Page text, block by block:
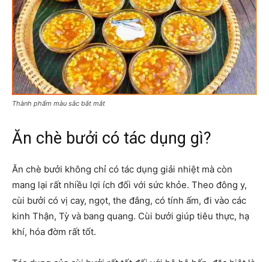
Thành phẩm màu sắc bắt mắt
Ăn chè bưởi có tác dụng gì?
Ăn chè bưởi không chỉ có tác dụng giải nhiệt mà còn
mang lại rất nhiều lợi ích đối với sức khỏe. Theo đông y,
cùi bưởi có vị cay, ngọt, the đắng, có tính ấm, đi vào các
kinh Thận, Tỳ và bang quang. Cùi bưởi giúp tiêu thực, hạ
khí, hóa đờm rất tốt.